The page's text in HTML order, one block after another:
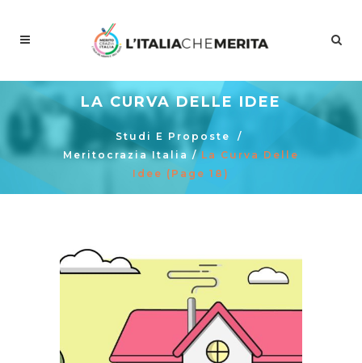
LA CURVA DELLE IDEE
Studi E Proposte
/
Meritocrazia Italia /La Curva Delle
Idee (Page 18)